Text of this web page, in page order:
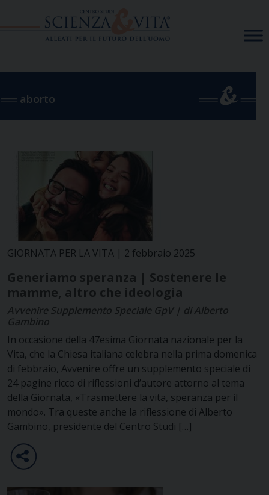
aborto
GIORNATA PER LA VITA | 2 febbraio 2025
Generiamo speranza | Sostenere le
mamme, altro che ideologia
Avvenire Supplemento Speciale GpV | di Alberto
Gambino
In occasione della 47esima Giornata nazionale per la
Vita, che la Chiesa italiana celebra nella prima domenica
di febbraio, Avvenire offre un supplemento speciale di
24 pagine ricco di riflessioni d’autore attorno al tema
della Giornata, «Trasmettere la vita, speranza per il
mondo». Tra queste anche la riflessione di Alberto
Gambino, presidente del Centro Studi […]